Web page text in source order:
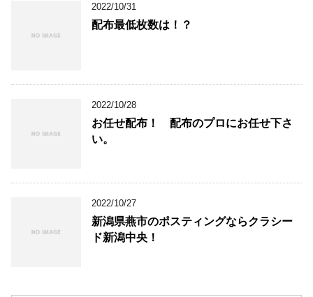
2022/10/31
配布最低枚数は！？
2022/10/28
お任せ配布！ 配布のプロにお任せ下さ
い。
2022/10/27
新潟県燕市のポスティングならクラシー
ド新潟中央！